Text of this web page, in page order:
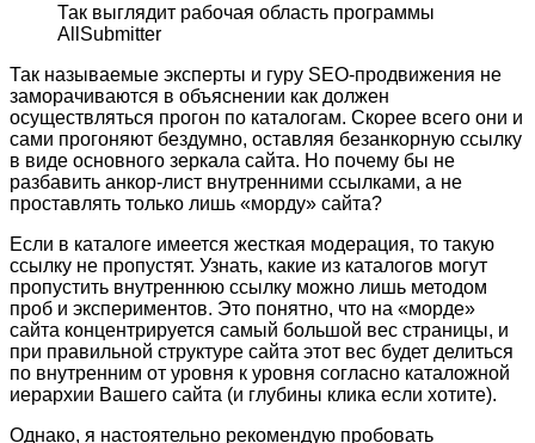
Так выглядит рабочая область программы
AllSubmitter
Так называемые эксперты и гуру SEO-продвижения не
заморачиваются в объяснении как должен
осуществляться прогон по каталогам. Скорее всего они и
сами прогоняют бездумно, оставляя безанкорную ссылку
в виде основного зеркала сайта. Но почему бы не
разбавить анкор-лист внутренними ссылками, а не
проставлять только лишь «морду» сайта?
Если в каталоге имеется жесткая модерация, то такую
ссылку не пропустят. Узнать, какие из каталогов могут
пропустить внутреннюю ссылку можно лишь методом
проб и экспериментов. Это понятно, что на «морде»
сайта концентрируется самый большой вес страницы, и
при правильной структуре сайта этот вес будет делиться
по внутренним от уровня к уровня согласно каталожной
иерархии Вашего сайта (и глубины клика если хотите).
Однако, я настоятельно рекомендую пробовать